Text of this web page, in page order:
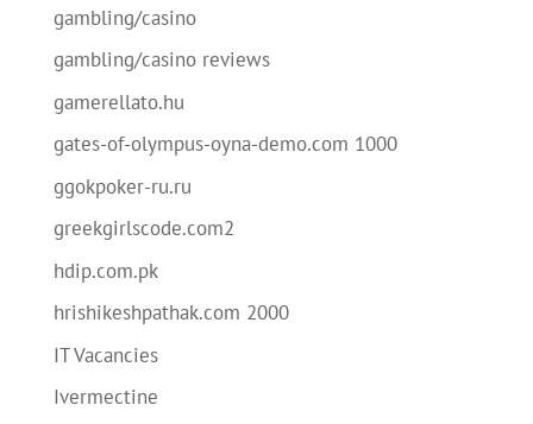
gambling/casino
gambling/casino reviews
gamerellato.hu
gates-of-olympus-oyna-demo.com 1000
ggokpoker-ru.ru
greekgirlscode.com2
hdip.com.pk
hrishikeshpathak.com 2000
IT Vacancies
Ivermectine